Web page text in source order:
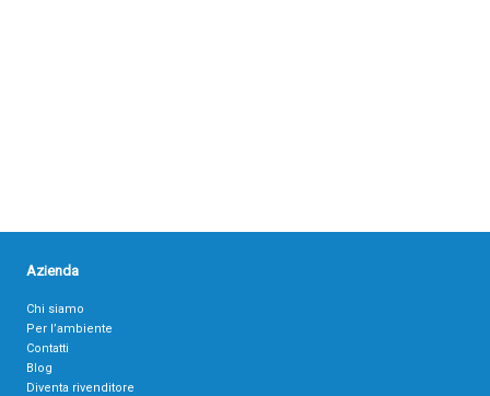
Azienda
Chi siamo
Per l’ambiente
Contatti
Blog
Diventa rivenditore